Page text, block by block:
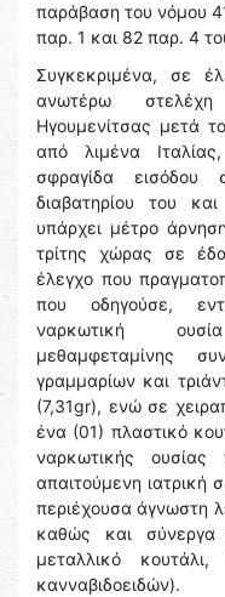
παράβαση του νόμου
παρ. 1 και 82 παρ. 4
Συγκεκριμένα, σε
ανωτέρω
Ηγουμενίτσας μετά
από λιμένα
σφραγίδα
διαβατηρίου του
υπάρχει μέτρο
τρίτης χώρας σε
έλεγχο που
που οδηγούσε,
ναρκωτική
μεθαμφεταμίνης
γραμμαρίων και
(7,31gr), ενώ σε
ένα (01) πλαστικό
ναρκωτικής
απαιτούμενη ιατρική
περιέχουσα άγνωστη
καθώς και σύνεργα
μεταλλικό
κανναβιδοειδών).